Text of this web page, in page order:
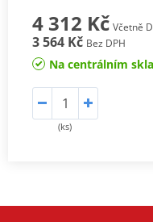
4 312 Kč Včetně
3 564 Kč Bez DPH
Na centrálním
(ks)